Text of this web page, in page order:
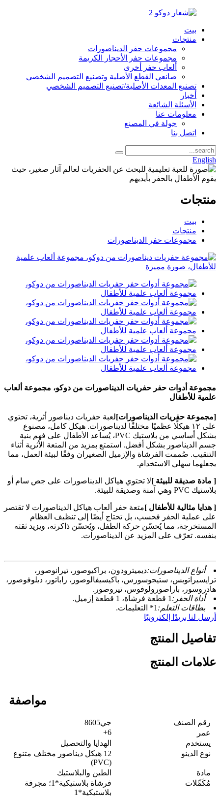
بيت
منتجات
مجموعات حفر الديناصورات
مجموعات حفر الأحجار الكريمة
ألعاب حفر أخرى
صانعي القطع الأصلية وتصنيع التصميم الشخصي
تصنيع المعدات الأصلية/تصنيع التصميم الشخصي
أخبار
الأسئلة الشائعة
معلومات عنا
جولة في المصنع
اتصل بنا
English
منتجات
بيت
منتجات
مجموعات حفر الديناصورات
مجموعة أدوات حفر حفريات الديناصورات من دوكو، مجموعة ألعاب
علمية للأطفال
[مجموعة حفريات الديناصورات]لعبة حفريات ديناصور أثرية، تحتوي
على ١٢ هيكلًا عظميًا مختلفًا لديناصورات. هيكل كامل، مصنوع
بشكل أساسي من بلاستيك PVC، يُساعد الأطفال على فهم بنية
جسم الديناصور بشكل أفضل. استمتع بمزيد من المتعة الأثرية أثناء
التنقيب. صُممت الفرشاة والإزميل الصغيران وفقًا لبيئة العمل، مما
يجعلهما سهلي الاستخدام.
[ مادة صديقة للبيئة ]لا تحتوي هياكل الديناصورات على جص سام أو
بلاستيك PVC وهي آمنة وصديقة للبيئة.
[ هدايا مثالية للأطفال ]متعة حفر ألعاب هياكل الديناصورات لا تقتصر
على عملية الحفر فحسب، بل تحتاج أيضًا إلى تنظيف العظام
المستخرجة، مما يُحسّن حركة الطفل، ويُحسّن ذاكرته، ويزيد ثقته
بنفسه. تعرّف على المزيد عن الديناصورات.
أنواع الديناصورات:ديميترودون، براكيوصور، تيرانوصور،
ترايسيراتوبس، ستيجوسورس، باكيسيفالوصور، راباتور، ديلوفوصور،
هادروسور، باراصورولوفوس، تيروصور.
أداة الحفر: 1 قطعة فرشاة، 1 قطعة إزميل.
بطاقات التعلم: 1* التعليمات.
أرسل لنا بريدًا إلكترونيًا
تفاصيل المنتج
علامات المنتج
مواصفة
رقم الصنف
جي8605
عمر
6+
يستخدم
الهدايا والتحصيل
نوع الدينو
12 هيكل ديناصور مختلف متنوع
(PVC)
مادة
الطين والبلاستيك
مُكَمِّلات
فرشاة بلاستيكية*1؛ مجرفة
بلاستيكية*1